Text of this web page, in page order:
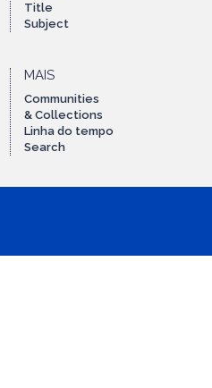
Title
Subject
MAIS
Communities
& Collections
Linha do tempo
Search